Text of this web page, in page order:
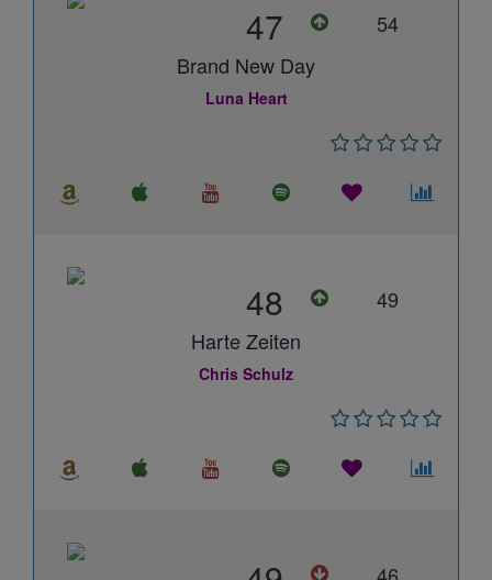
47
54
Brand New Day
Luna Heart
48
49
Harte Zeiten
Chris Schulz
46